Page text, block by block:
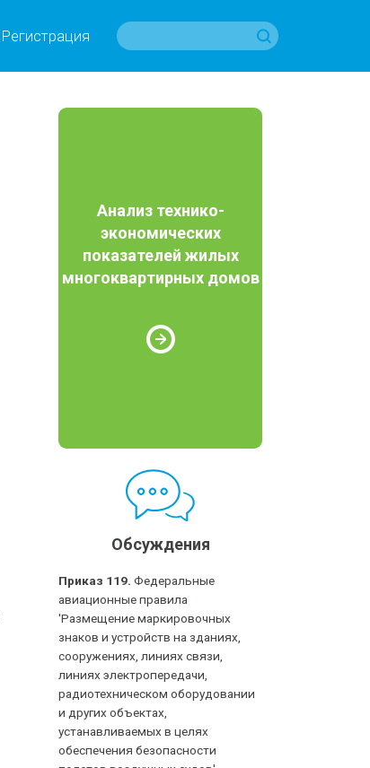
Регистрация
Анализ технико-
экономических
показателей жилых
многоквартирных домов
Обсуждения
Приказ 119. Федеральные
авиационные правила
'Размещение маркировочных
знаков и устройств на зданиях,
сооружениях, линиях связи,
линиях электропередачи,
радиотехническом оборудовании
и других объектах,
устанавливаемых в целях
обеспечения безопасности